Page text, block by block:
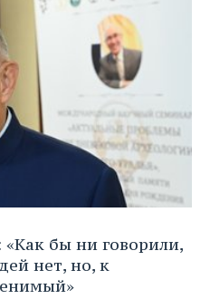
бы ни говорили,
нет, но, к